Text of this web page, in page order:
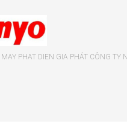
PHAT DIEN GIA PHÁT CÔNG